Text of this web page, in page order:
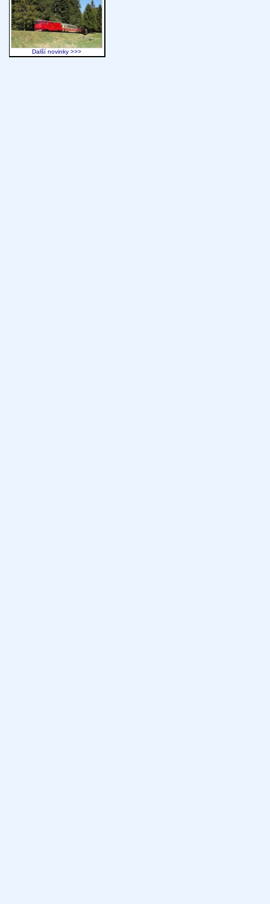
Další novinky >>>